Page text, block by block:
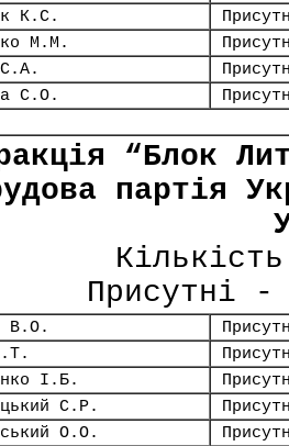
К.С.
М.М.
С.О.
“Блок
партія
Присутні
В.О.
І.Б.
С.Р.
О.О.